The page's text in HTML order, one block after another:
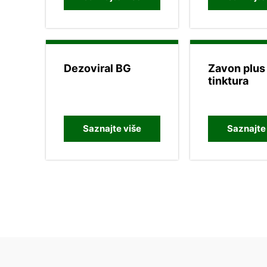
Dezoviral BG
Saznajte više
Zavon plus
tinktura